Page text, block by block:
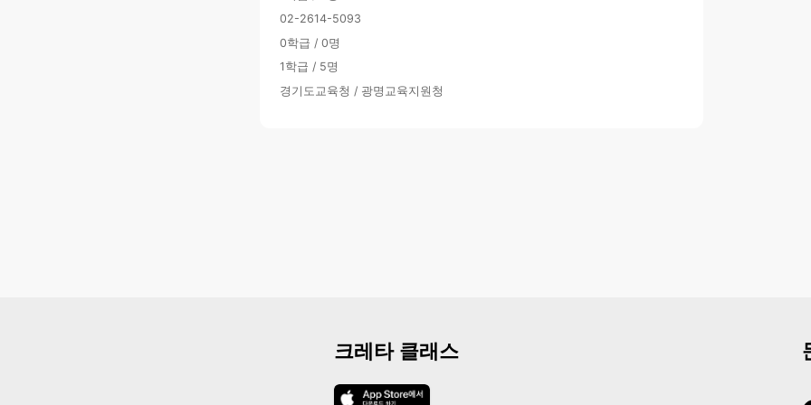
02-2614-5093
0학급 / 0명
1학급 / 5명
경기도교육청 / 광명교육지원청
크레타 클래스